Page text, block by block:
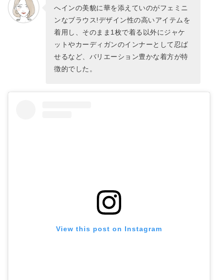
へインの美貌に華を添えていのがフェミニ
ンなブラウス!デザイン性の高いアイテムを
着用し、そのまま1枚で着る以外にジャケ
ットやカーディガンのインナーとして忍ば
せるなど、バリエーション豊かな着方が特
徴的でした。
View this post on Instagram